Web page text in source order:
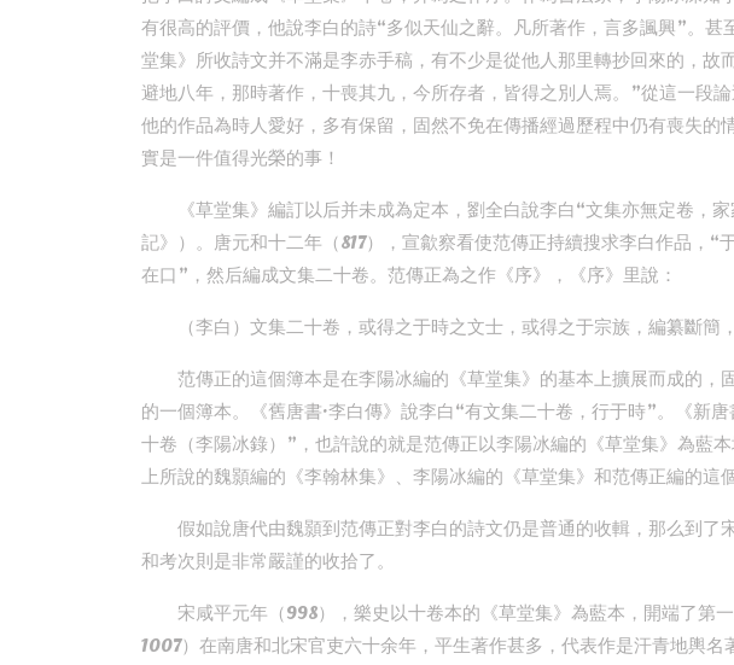
有很高的評價，他說李白的詩“多似天仙之辭。凡所著作，言多諷興”。甚
堂集》所收詩文并不滿是李赤手稿，有不少是從他人那里轉抄回來的，故
避地八年，那時著作，十喪其九，今所存者，皆得之別人焉。”從這一段
他的作品為時人愛好，多有保留，固然不免在傳播經過歷程中仍有喪失的
實是一件值得光榮的事！
《草堂集》編訂以后并未成為定本，劉全白說李白“文集亦無定卷，
記》）。唐元和十二年（817），宣歙察看使范傳正持續搜求李白作品，“
在口”，然后編成文集二十卷。范傳正為之作《序》，《序》里說：
（李白）文集二十卷，或得之于時之文士，或得之于宗族，編纂斷簡
范傳正的這個簿本是在李陽冰編的《草堂集》的基本上擴展而成的，
的一個簿本。《舊唐書·李白傳》說李白“有文集二十卷，行于時”。《新
十卷（李陽冰錄）”，也許說的就是范傳正以李陽冰編的《草堂集》為藍
上所說的魏顥編的《李翰林集》、李陽冰編的《草堂集》和范傳正編的這
假如說唐代由魏顥到范傳正對李白的詩文仍是普通的收輯，那么到了
和考次則是非常嚴謹的收拾了。
宋咸平元年（998），樂史以十卷本的《草堂集》為藍本，開端了第
1007）在南唐和北宋官吏六十余年，平生著作甚多，代表作是汗青地輿